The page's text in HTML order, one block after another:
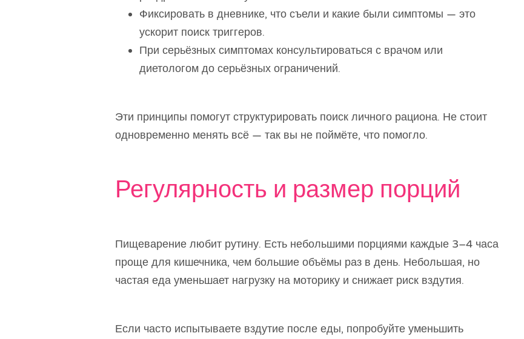
Фиксировать в дневнике, что съели и какие были симптомы — это
ускорит поиск триггеров.
При серьёзных симптомах консультироваться с врачом или
диетологом до серьёзных ограничений.
Эти принципы помогут структурировать поиск личного рациона. Не стоит
одновременно менять всё — так вы не поймёте, что помогло.
Регулярность и размер порций
Пищеварение любит рутину. Есть небольшими порциями каждые 3–4 часа
проще для кишечника, чем большие объёмы раз в день. Небольшая, но
частая еда уменьшает нагрузку на моторику и снижает риск вздутия.
Если часто испытываете вздутие после еды, попробуйте уменьшить